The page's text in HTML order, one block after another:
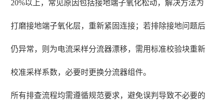
20%以上，常见原因包括接地端子氧化松动，解决方法为
打磨接地端子氧化层，重新紧固连接；若排除接地问题后
仍异常，则为电流采样分流器漂移，需用标准校验块重新
校准采样系数，必要时更换分流器组件。
所有排查流程均需遵循规范要求，避免误判导致不必要的